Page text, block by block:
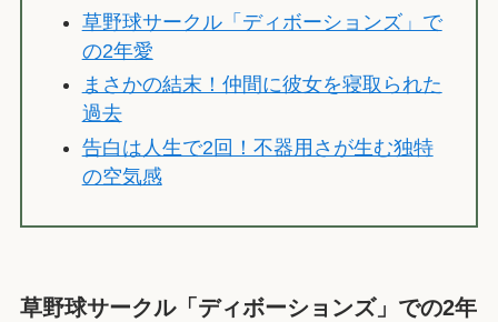
草野球サークル「ディボーションズ」で
の2年愛
まさかの結末！仲間に彼女を寝取られた
過去
告白は人生で2回！不器用さが生む独特
の空気感
草野球サークル「ディボーションズ」での2年